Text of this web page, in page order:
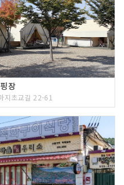
장
지초교길 22-61